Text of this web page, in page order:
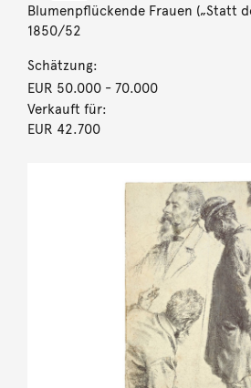
Blumenpflückende Frauen („Statt
1850/52
Schätzung:
EUR 50.000- 70.000
Verkauft für:
EUR 42.700